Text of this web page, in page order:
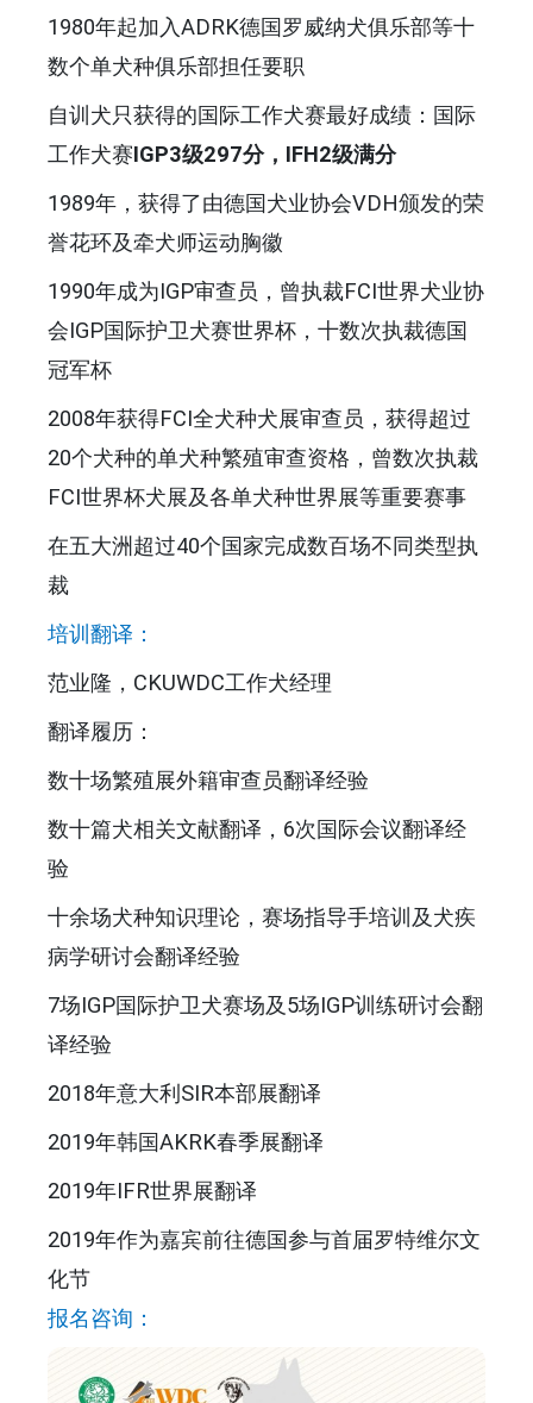
1980年起加入ADRK德国罗威纳犬俱乐部等十
数个单犬种俱乐部担任要职
自训犬只获得的国际工作犬赛最好成绩：国际
工作犬赛IGP3级297分，IFH2级满分
1989年，获得了由德国犬业协会VDH颁发的荣
誉花环及牵犬师运动胸徽
1990年成为IGP审查员，曾执裁FCI世界犬业协
会IGP国际护卫犬赛世界杯，十数次执裁德国
冠军杯
2008年获得FCI全犬种犬展审查员，获得超过
20个犬种的单犬种繁殖审查资格，曾数次执裁
FCI世界杯犬展及各单犬种世界展等重要赛事
在五大洲超过40个国家完成数百场不同类型执
裁
培训翻译：
范业隆，CKUWDC工作犬经理
翻译履历：
数十场繁殖展外籍审查员翻译经验
数十篇犬相关文献翻译，6次国际会议翻译经
验
十余场犬种知识理论，赛场指导手培训及犬疾
病学研讨会翻译经验
7场IGP国际护卫犬赛场及5场IGP训练研讨会翻
译经验
2018年意大利SIR本部展翻译
2019年韩国AKRK春季展翻译
2019年IFR世界展翻译
2019年作为嘉宾前往德国参与首届罗特维尔文
化节
报名咨询：